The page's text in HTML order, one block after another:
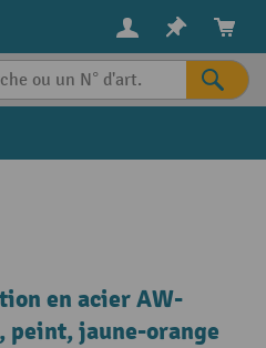
en acier AW-
peint, jaune-orange